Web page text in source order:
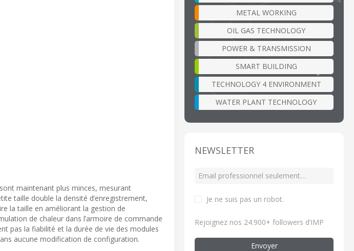
maintenant plus minces, mesurant
taille double la densité d’enregistrement,
la taille en améliorant la gestion de
de chaleur dans l’armoire de commande
pas la fiabilité et la durée de vie des modules
aucune modification de configuration.
METAL WORKING
OIL GAS TECHNOLOGY
POWER & TRANSMISSION
SMART BUILDING
TECHNOLOGY 4 ENVIRONMENT
WATER PLANT TECHNOLOGY
NEWSLETTER
Je ne suis pas un robot.
Rejoignez nos 24.900+ followers d’IMP
Envoyer